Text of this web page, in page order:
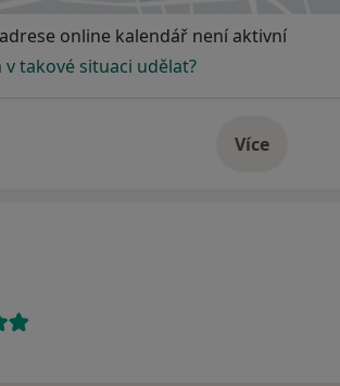
online kalendář není aktivní
v takové situaci udělat?
Víceo adrese